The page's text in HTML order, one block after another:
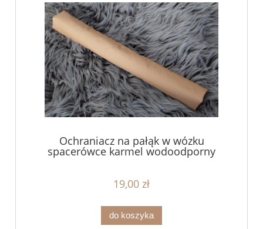
Ochraniacz na pałąk w wózku
spacerówce karmel wodoodporny
19,00 zł
do koszyka